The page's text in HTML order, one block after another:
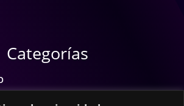
Categorías